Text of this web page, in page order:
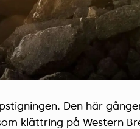
Den här
klättring på Western